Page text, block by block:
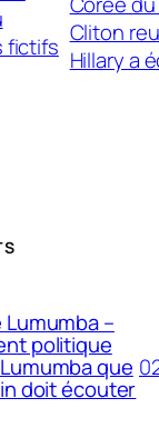
fictifs Cliton
Hillary a
Lumumba –
politique
que
doit écouter